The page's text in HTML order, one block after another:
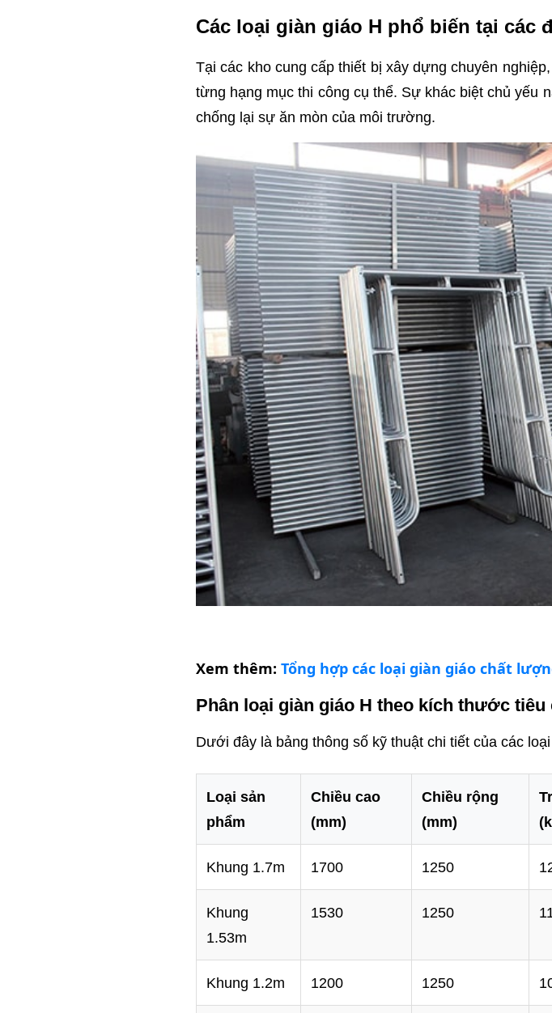
Các loại giàn giáo H phổ biến tại các
Tại các kho cung cấp thiết bị xây dựng chuyên
từng hạng mục thi công cụ thể. Sự khác biệt chủ yếu
chống lại sự ăn mòn của môi trường.
Xem thêm: Tổng hợp các loại giàn giáo chất
Phân loại giàn giáo H theo kích thước tiêu
Dưới đây là bảng thông số kỹ thuật chi tiết của các
Loại sản
phẩm
Chiều cao
(mm)
Chiều rộng
(mm)
Khung 1.7m 1700 1250
Khung
1.53m
1530 1250
Khung 1.2m 1200 1250